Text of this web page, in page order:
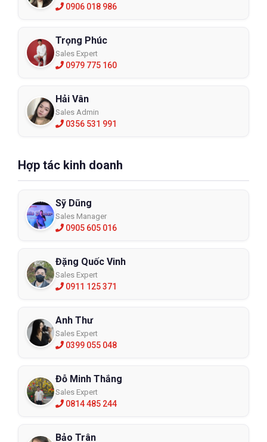
0906 018 986
Trọng Phúc
Sales Expert
0979 775 160
Hải Vân
Sales Admin
0356 531 991
Hợp tác kinh doanh
Sỹ Dũng
Sales Manager
0905 605 016
Đặng Quốc Vinh
Sales Expert
0911 125 371
Anh Thư
Sales Expert
0399 055 048
Đỗ Minh Thắng
Sales Expert
0814 485 244
Bảo Trân